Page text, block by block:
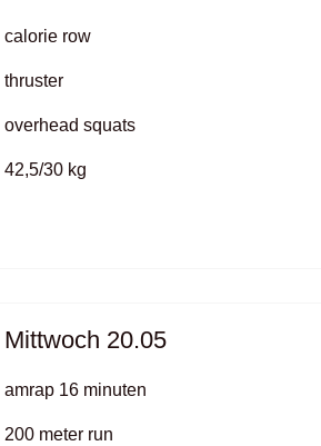
calorie row
thruster
overhead squats
42,5/30 kg
Mittwoch 20.05
amrap 16 minuten
200 meter run